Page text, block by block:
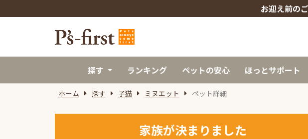
お迎え前の
探す ランキング ペットの安心 ほっとサポート
ホーム 探す 子猫 ミヌエット ペット詳細
家族が決まりました